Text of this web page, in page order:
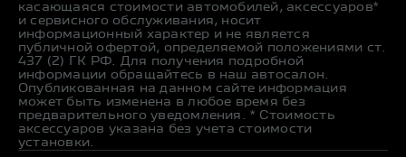
касающаяся стоимости автомобилей, аксессуаров*
и сервисного обслуживания, носит
информационный характер и не является
публичной офертой, определяемой положениями ст.
437 (2) ГК РФ. Для получения подробной
информации обращайтесь в наш автосалон.
Опубликованная на данном сайте информация
может быть изменена в любое время без
предварительного уведомления. * Стоимость
аксессуаров указана без учета стоимости
установки.